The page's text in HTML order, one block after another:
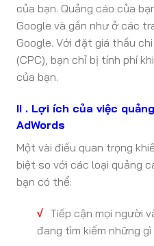
của bạn. Quảng cáo của
Google và gần như ở các
Google. Với đặt giá thầu
(CPC), bạn chỉ bị tính phí
của bạn.
II . Lợi ích của việc
AdWords
Một vài điều quan trọng
biệt so với các loại quảng
bạn có thể:
√ Tiếp cận mọi người
đang tìm kiếm những